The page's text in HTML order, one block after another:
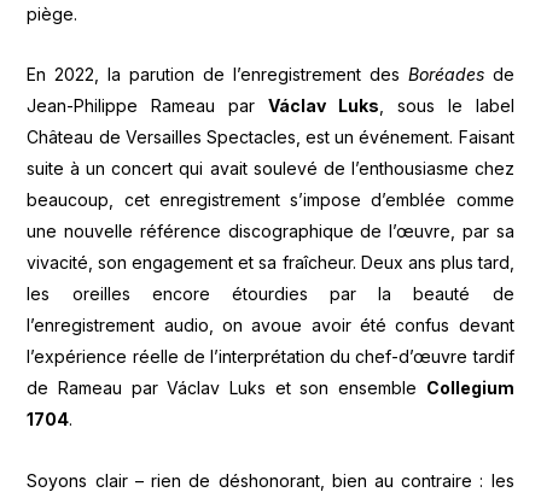
piège.
En 2022, la parution de l’enregistrement des Boréadesde
Jean-Philippe Rameau parVáclav Luks, sous le label
Château de Versailles Spectacles, est un événement. Faisant
suite à un concert qui avait soulevé de l’enthousiasme chez
beaucoup, cet enregistrement s’impose d’emblée comme
une nouvelle référence discographique de l’œuvre, par sa
vivacité, son engagement et sa fraîcheur. Deux ans plus tard,
les oreilles encore étourdies par la beauté de
l’enregistrement audio, on avoue avoir été confus devant
l’expérience réelle de l’interprétation du chef-d’œuvre tardif
de Rameau par Václav Luks et son ensemble Collegium
1704.
Soyons clair – rien de déshonorant, bien au contraire : les